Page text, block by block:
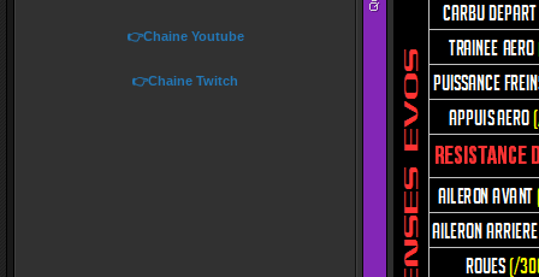
👉Chaine Youtube
👉Chaine Twitch